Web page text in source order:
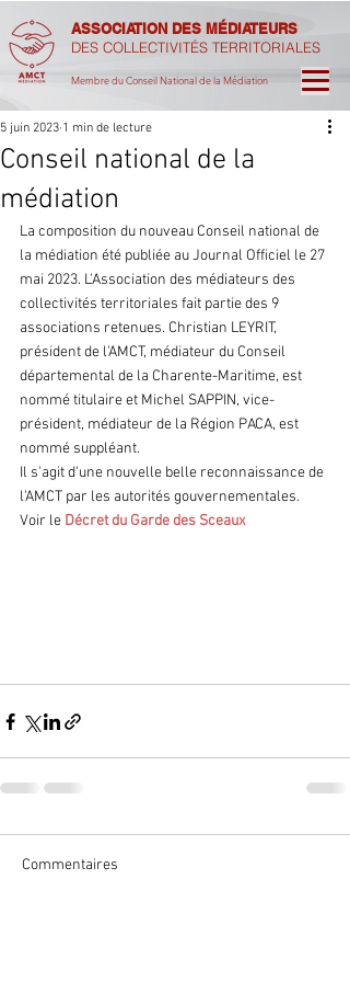
ASSOCIATION DES MÉDIATEURS
DES COLLECTIVITÉS TERRITORIALES
Membre du Conseil National de la Médiation
Conseil national de la
médiation
5 juin 2023 1 min de lecture
La composition du nouveau Conseil national de
la médiation été publiée au Journal Officiel le 27
mai 2023. L'Association des médiateurs des
collectivités territoriales fait partie des 9
associations retenues. Christian LEYRIT,
président de l'AMCT, médiateur du Conseil
départemental de la Charente-Maritime, est
nommé titulaire et Michel SAPPIN, vice-
président, médiateur de la Région PACA, est
nommé suppléant.
Il s'agit d'une nouvelle belle reconnaissance de
l'AMCT par les autorités gouvernementales.
Voir le Décret du Garde des Sceaux
Commentaires